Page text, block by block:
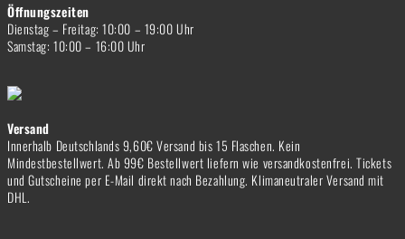
Öffnungszeiten
Dienstag – Freitag: 10:00 – 19:00 Uhr
Samstag: 10:00 – 16:00 Uhr
Versand
Innerhalb Deutschlands 9,60€ Versand bis 15 Flaschen. Kein
Mindestbestellwert. Ab 99€ Bestellwert liefern wie versandkostenfrei. Tickets
und Gutscheine per E-Mail direkt nach Bezahlung. Klimaneutraler Versand mit
DHL.